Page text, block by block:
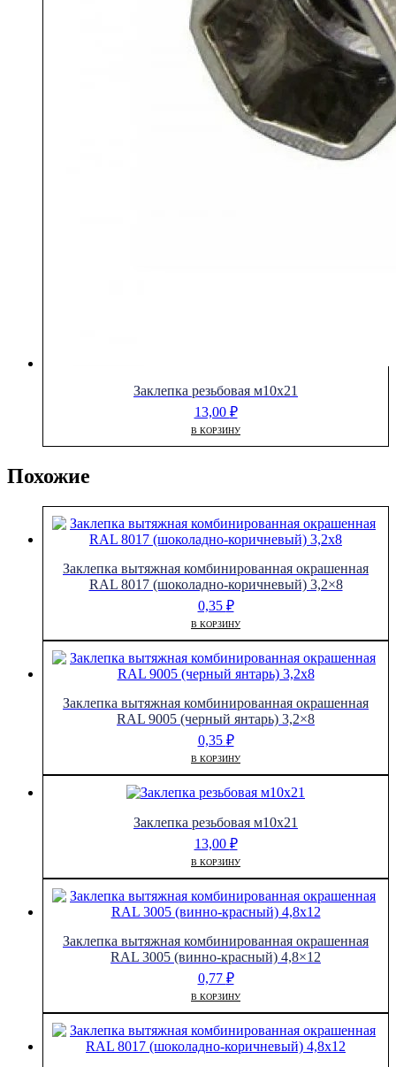
Заклепка резьбовая м10х21
13,00 ₽
В КОРЗИНУ
Похожие
Заклепка вытяжная комбинированная окрашенная
RAL 8017 (шоколадно-коричневый) 3,2×8
0,35 ₽
В КОРЗИНУ
Заклепка вытяжная комбинированная окрашенная
RAL 9005 (черный янтарь) 3,2×8
0,35 ₽
В КОРЗИНУ
Заклепка резьбовая м10х21
13,00 ₽
В КОРЗИНУ
Заклепка вытяжная комбинированная окрашенная
RAL 3005 (винно-красный) 4,8×12
0,77 ₽
В КОРЗИНУ